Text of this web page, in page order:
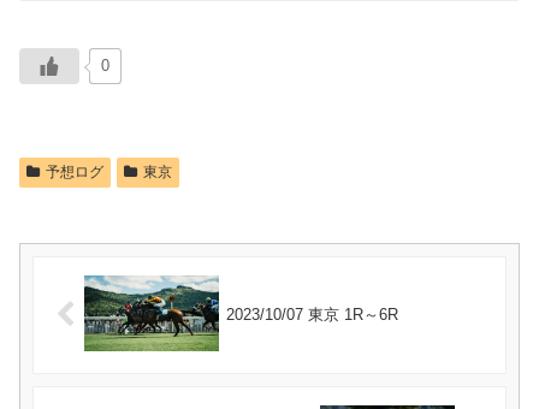
0
予想ログ 東京
2023/10/07 東京 1R～6R